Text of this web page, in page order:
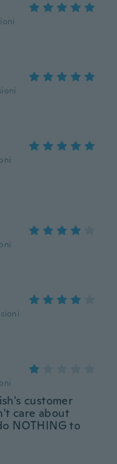
customer
care about
NOTHING to